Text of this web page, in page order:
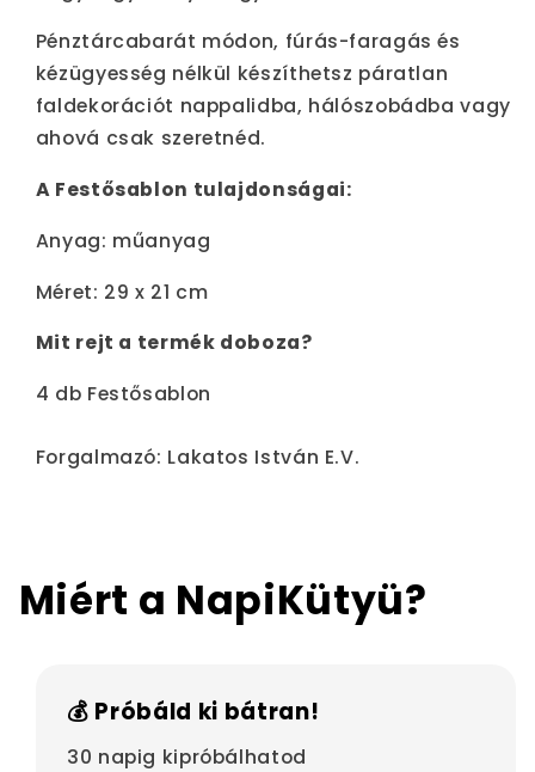
Pénztárcabarát módon, fúrás-faragás és
kézügyesség nélkül készíthetsz páratlan
faldekorációt nappalidba, hálószobádba vagy
ahová csak szeretnéd.
A Festősablon tulajdonságai:
Anyag: műanyag
Méret: 29 x 21 cm
Mit rejt a termék doboza?
4 db Festősablon
Forgalmazó: Lakatos István E.V.
Miért a NapiKütyü?
💰 Próbáld ki bátran!
30 napig kipróbálhatod